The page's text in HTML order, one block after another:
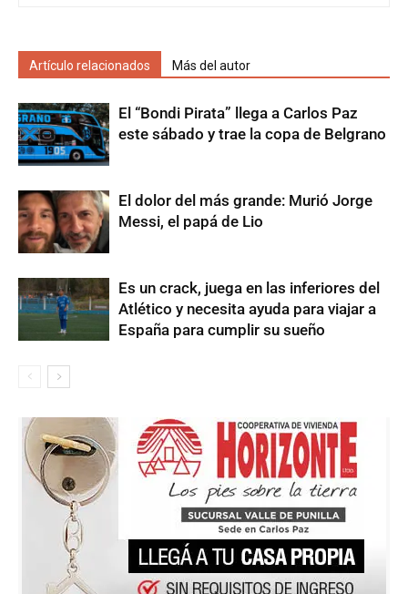
Artículo relacionados Más del autor
El “Bondi Pirata” llega a Carlos Paz
este sábado y trae la copa de Belgrano
El dolor del más grande: Murió Jorge
Messi, el papá de Lio
Es un crack, juega en las inferiores del
Atlético y necesita ayuda para viajar a
España para cumplir su sueño